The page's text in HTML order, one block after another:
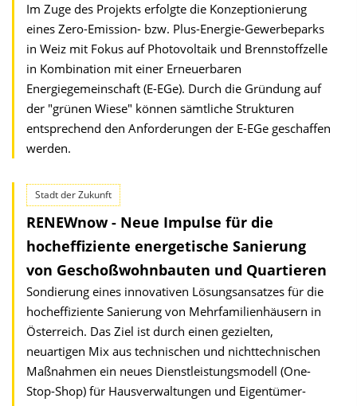
Im Zuge des Projekts erfolgte die Konzeptionierung
eines Zero-Emission- bzw. Plus-Energie-Gewerbeparks
in Weiz mit Fokus auf Photovoltaik und Brennstoffzelle
in Kombination mit einer Erneuerbaren
Energiegemeinschaft (E-EGe). Durch die Gründung auf
der "grünen Wiese" können sämtliche Strukturen
entsprechend den Anforderungen der E-EGe geschaffen
werden.
Stadt der Zukunft
RENEWnow - Neue Impulse für die
hocheffiziente energetische Sanierung
von Geschoßwohnbauten und Quartieren
Sondierung eines innovativen Lösungsansatzes für die
hocheffiziente Sanierung von Mehrfamilien­häusern in
Österreich. Das Ziel ist durch einen gezielten,
neuartigen Mix aus technischen und nichttechnischen
Maßnahmen ein neues Dienstleistungs­modell (One-
Stop-Shop) für Hausverwaltungen und Eigentümer­